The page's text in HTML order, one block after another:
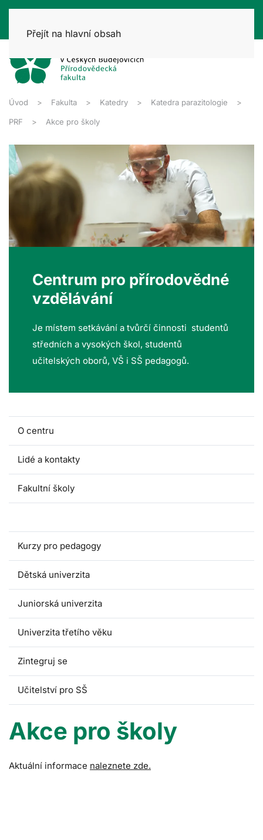
Přejít na hlavní obsah
Úvod Fakulta Katedry Katedra parazitologie
PRF Akce pro školy
Centrum pro přírodovědné
vzdělávání
Je místem setkávání a tvůrčí činnosti studentů
středních a vysokých škol, studentů
učitelských oborů, VŠ i SŠ pedagogů.
O centru
Lidé a kontakty
Fakultní školy
Kurzy pro pedagogy
Dětská univerzita
Juniorská univerzita
Univerzita třetího věku
Zintegruj se
Učitelství pro SŠ
Akce pro školy
Aktuální informace naleznete zde.